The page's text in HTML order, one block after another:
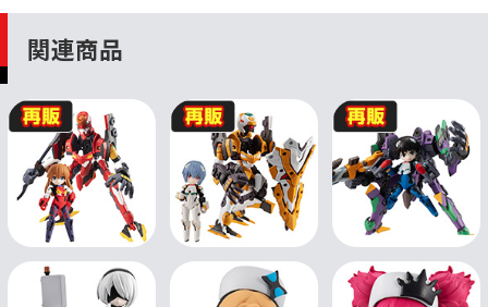
関連商品